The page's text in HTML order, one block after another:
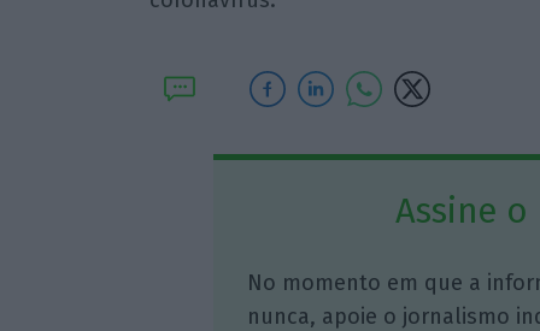
Assine o
No momento em que a
nunca, apoie o jornalismo